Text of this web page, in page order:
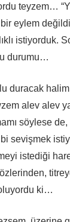
teyzem…
bir eylem
istiyorduk.
durumu…
duracak halim
alev alev
söylese
sevişmek
istediği
ki…